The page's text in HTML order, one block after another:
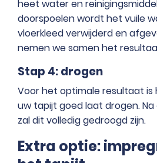
heet water en
doorspoelen wordt het vuile
vloerkleed verwijderd en
nemen we samen het
Stap 4: drogen
Voor het optimale resultaat is
uw tapijt goed laat drogen.
zal dit volledig gedroogd zijn.
Extra optie: